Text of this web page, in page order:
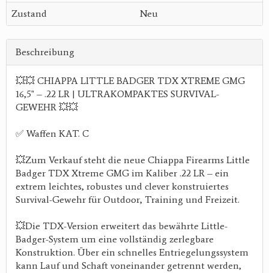
Zustand Neu
Beschreibung
💥💥 CHIAPPA LITTLE BADGER TDX XTREME GMG
16,5" – .22 LR | ULTRAKOMPAKTES SURVIVAL-
GEWEHR 💥💥
✅ Waffen KAT. C
💥Zum Verkauf steht die neue Chiappa Firearms Little
Badger TDX Xtreme GMG im Kaliber .22 LR – ein
extrem leichtes, robustes und clever konstruiertes
Survival-Gewehr für Outdoor, Training und Freizeit.
💥Die TDX-Version erweitert das bewährte Little-
Badger-System um eine vollständig zerlegbare
Konstruktion. Über ein schnelles Entriegelungssystem
kann Lauf und Schaft voneinander getrennt werden,